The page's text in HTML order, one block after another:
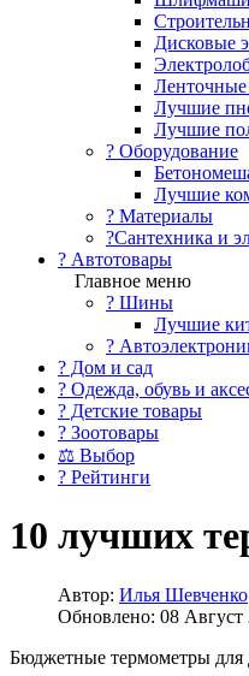
Дисковые
Лучшие
Лучшие
?️ Оборудование
Лучшие
? Материалы
?Сантехника и
? Автотовары
Главное меню
? Шины
Лучшие
?
? Дом и сад
? Одежда, обувь и
? Детские товары
? Зоотовары
⚖ Выбор
? Рейтинги
10 лучших
Автор: Илья Шевченко
Обновлено: 08 Август
Бюджетные термометры для